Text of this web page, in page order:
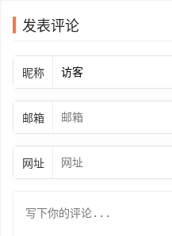
发表评论
昵称
邮箱
网址